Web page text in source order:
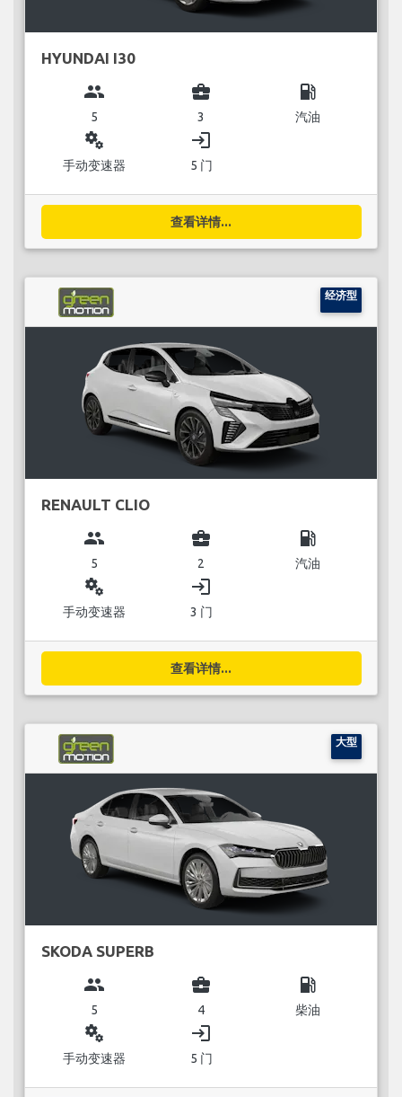
HYUNDAI I30
group
5
business_center
3
local_gas_station
汽油
miscellaneous_services
手动变速器
login
5 门
查看详情...
经济型
RENAULT CLIO
group
5
business_center
2
local_gas_station
汽油
miscellaneous_services
手动变速器
login
3 门
查看详情...
大型
SKODA SUPERB
group
5
business_center
4
local_gas_station
柴油
miscellaneous_services
手动变速器
login
5 门